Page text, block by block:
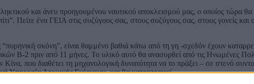
και άνευ προηγουμένου ναυτικού αποκλεισμού μας, ο οποίος τώρα θα
Πείτε ένα ΓΕΙΑ στις συζύγους σας, στους συζύγους σας, στους γονείς και
σκόνη”, είναι θαμμένο βαθιά κάτω από τη γη -σχεδόν έχουν
Β-2 πριν από 11 μήνες. Το υλικό αυτό θα ανασυρθεί από τις Ηνωμένες
που διαθέτει τη μηχανολογική δυνατότητα να το πράξει – σε στενό
Υπηρεσία Ατομικής Ενέργειας, και θα καταστραφεί.